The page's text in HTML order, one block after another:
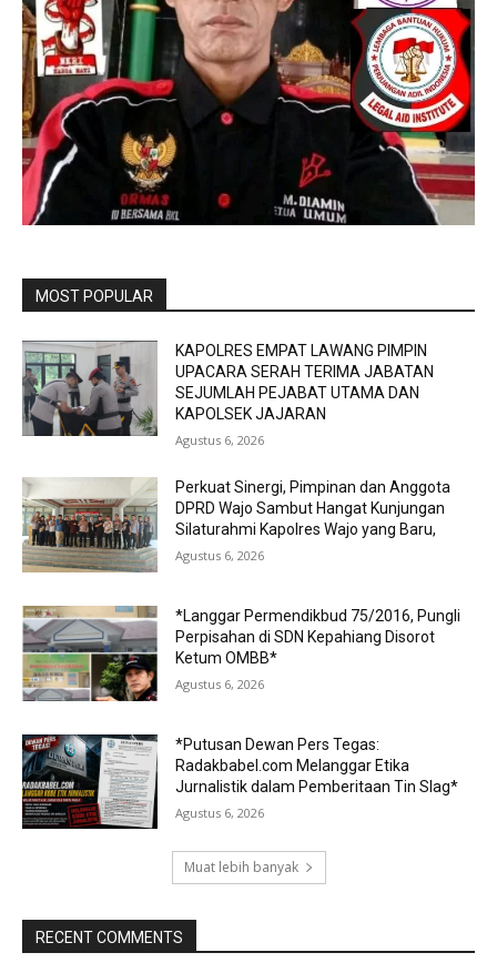
MOST POPULAR
KAPOLRES EMPAT LAWANG PIMPIN
UPACARA SERAH TERIMA JABATAN
SEJUMLAH PEJABAT UTAMA DAN
KAPOLSEK JAJARAN
Agustus 6, 2026
Perkuat Sinergi, Pimpinan dan Anggota
DPRD Wajo Sambut Hangat Kunjungan
Silaturahmi Kapolres Wajo yang Baru,
Agustus 6, 2026
*Langgar Permendikbud 75/2016, Pungli
Perpisahan di SDN Kepahiang Disorot
Ketum OMBB*
Agustus 6, 2026
*Putusan Dewan Pers Tegas:
Radakbabel.com Melanggar Etika
Jurnalistik dalam Pemberitaan Tin Slag*
Agustus 6, 2026
Muat lebih banyak
RECENT COMMENTS